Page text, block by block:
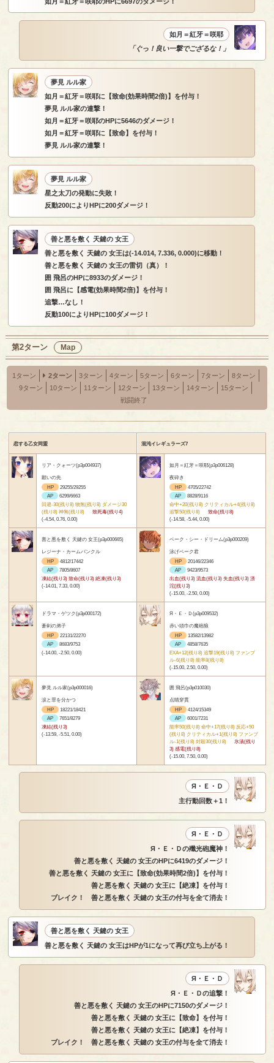
如月＝紅牙＝咲耶
「ぐっ！良い一撃でござるな！」
夢見 ルル家
如月＝紅牙＝咲耶に【致命(効果時間2倍)】を付与！
夢見 ルル家の連撃！
如月＝紅牙＝咲耶のHPに5646のダメージ！
如月＝紅牙＝咲耶に【致命】を付与！
夢見 ルル家の連撃！
夢見 ルル家
星之太刀の発動に失敗！
反動200によりHPに200ダメージ！
善と悪を敷く 天鍵の 女王
善と悪を敷く 天鍵の 女王は(-14.014, 7.336, 0.000)に移動！
善と悪を敷く 天鍵の 女王の雷切（真）！
囲 飛呂のHPに8933のダメージ！
囲 飛呂に【感電(効果時間2倍)】を付与！
追撃…なし！
反動100によりHPに100ダメージ！
第2ターン Map
1ターン 2ターン 3ターン 4ターン 5ターン 6ターン 7ターン
8ターン
9ターン
10ターン 11ターン 12ターン 13ターン 14ターン
15ターン
戦闘終了
恋する乙女同盟 混沌イレギュラーズ7
リア・クォーツ(p3p004937)
願いの先
HP
29255/29255
AP
6299/6663
回避-30(残り8) 物無(残り8) ダメージ30
(残り8) 神無(残り8)
致死毒(残り4)
(-4.54, 0.76, 0.00)
如月＝紅牙＝咲耶(p3p006128)
夜砕き
HP
4705/22742
AP
8828/9116
命中+20(残り8) クリティカル+4(残り8)
追撃50(残り8)
致命(残り8)
(-14.58, -5.44, 0.00)
善と悪を敷く 天鍵の 女王(p3p000665)
レジーナ・カームバンクル
HP
4812/17442
AP
7805/8607
凍結(残り3) 致命(残り3) 絶凍(残り3)
(-14.01, 7.33, 0.00)
ベーク・シー・ドリーム(p3p000209)
泳げベーク君
HP
20146/22346
AP
9423/9573
出血(残り3) 流血(残り3) 失血(残り3) 滂
沱(残り3)
(-15.00, -2.50, 0.00)
ドラマ・ゲツク(p3p000172)
蒼剣の弟子
HP
22131/22270
AP
8683/9753
(-14.00, -2.50, 0.00)
Я・Ｅ・Ｄ(p3p009532)
赤い頭巾の魔砲狼
HP
13582/13982
AP
4858/7635
EXA+12(残り8) 追撃19(残り8) ファンブ
ル-6(残り8) 能率8(残り8)
(-15.00, 2.50, 0.00)
夢見 ルル家(p3p000016)
涙と罪を分かつ
HP
18221/18421
AP
7651/8279
凍結(残り3)
(-13.59, -5.51, 0.00)
囲 飛呂(p3p010030)
点睛穿貫
HP
4124/15349
AP
6001/7231
能率50(残り8) 命中+17(残り8) 反応+50
(残り8) クリティカル+1(残り8) ファンブ
ル-1(残り8) 封殺30(残り8)
氷漬(残り
3) 感電(残り8)
(-15.00, 7.50, 0.00)
Я・Ｅ・Ｄ
主行動回数＋1！
Я・Ｅ・Ｄ
Я・Ｅ・Ｄの殲光砲魔神！
善と悪を敷く 天鍵の 女王のHPに6419のダメージ！
善と悪を敷く 天鍵の 女王に【致命(効果時間2倍)】を付与！
善と悪を敷く 天鍵の 女王に【絶凍】を付与！
ブレイク！ 善と悪を敷く 天鍵の 女王の付与を全て消去！
善と悪を敷く 天鍵の 女王
善と悪を敷く 天鍵の 女王はHPが1になって再び立ち上がる！
Я・Ｅ・Ｄ
Я・Ｅ・Ｄの追撃！
善と悪を敷く 天鍵の 女王のHPに7150のダメージ！
善と悪を敷く 天鍵の 女王に【致命】を付与！
善と悪を敷く 天鍵の 女王に【絶凍】を付与！
ブレイク！ 善と悪を敷く 天鍵の 女王の付与を全て消去！